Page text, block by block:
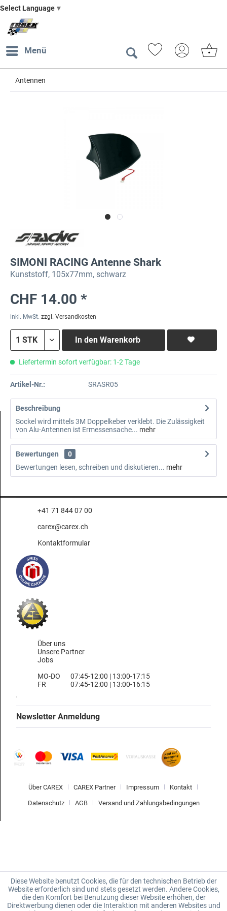
Select Language ▼
Menü
Antennen
SIMONI RACING Antenne Shark
Kunststoff, 105x77mm, schwarz
CHF 14.00 *
inkl. MwSt. zzgl. Versandkosten
In den Warenkorb
Liefertermin sofort verfügbar: 1-2 Tage
Artikel-Nr.: SRASR05
Beschreibung
Sockel wird mittels 3M Doppelkeber verklebt. Die Zulässigkeit
von Alu-Antennen ist Ermessensache... mehr
Bewertungen
0
Bewertungen lesen, schreiben und diskutieren... mehr
+41 71 844 07 00
carex@carex.ch
Kontaktformular
Über uns
Unsere Partner
Jobs
MO-DO
FR
07:45-12:00 | 13:00-17:15
07:45-12:00 | 13:00-16:15
Newsletter Anmeldung
Über CAREX CAREX Partner Impressum Kontakt
Datenschutz AGB Versand und Zahlungsbedingungen
Diese Website benutzt Cookies, die für den technischen Betrieb der
Website erforderlich sind und stets gesetzt werden. Andere Cookies,
die den Komfort bei Benutzung dieser Website erhöhen, der
Direktwerbung dienen oder die Interaktion mit anderen Websites und